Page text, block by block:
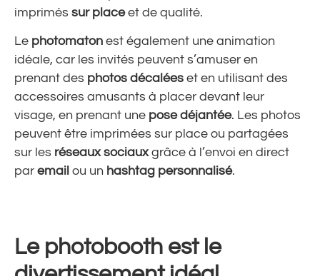
imprimés sur placeet de qualité.
Le photomaton est également une animation
idéale, car les invités peuvent s’amuser en
prenant des photos décalées et en utilisant des
accessoires amusants à placer devant leur
visage, en prenant une pose déjantée. Les photos
peuvent être imprimées sur place ou partagées
sur les réseaux sociauxgrâce à l’envoi en direct
par email ou un hashtag personnalisé.
Le photobooth est le